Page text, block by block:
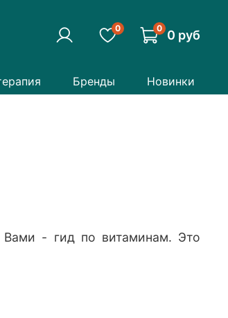
0 0 0 руб
Бренды Новинки
Вами - гид по витаминам. Это